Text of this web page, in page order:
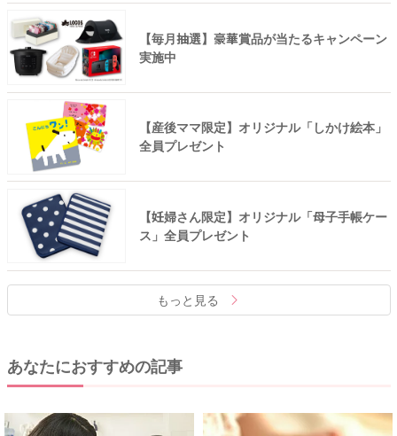
【毎月抽選】豪華賞品が当たるキャンペーン
実施中
【産後ママ限定】オリジナル「しかけ絵本」
全員プレゼント
【妊婦さん限定】オリジナル「母子手帳ケー
ス」全員プレゼント
もっと見る
あなたにおすすめの記事